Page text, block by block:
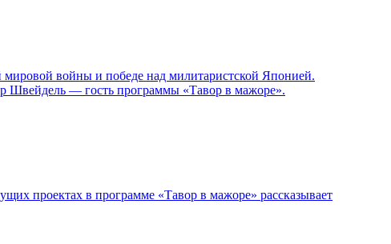
войны и победе над милитаристской Японией.
Швейдель — гость программы «Тавор в мажоре».
проектах в программе «Тавор в мажоре» рассказывает